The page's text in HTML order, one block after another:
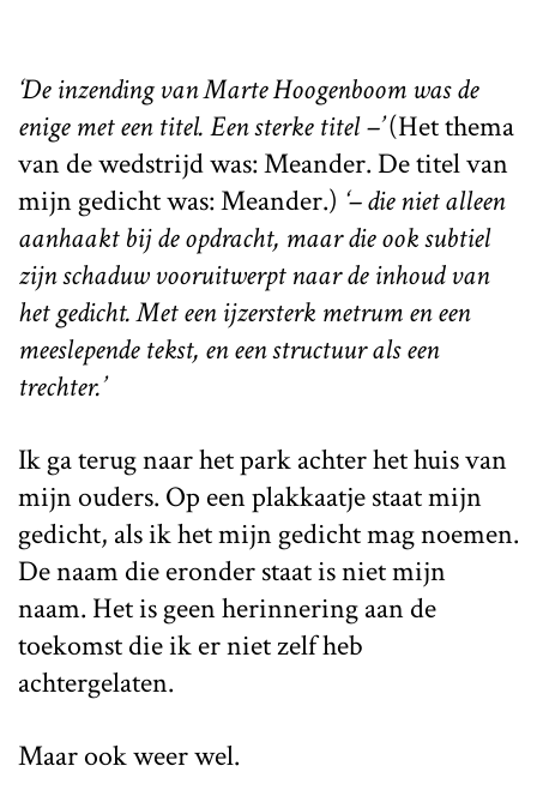
‘De inzending van Marte Hoogenboom was de
enige met een titel. Een sterke titel –’(Het thema
van de wedstrijd was: Meander. De titel van
mijn gedicht was: Meander.) ‘– die niet alleen
aanhaakt bij de opdracht, maar die ook subtiel
zijn schaduw vooruitwerpt naar de inhoud van
het gedicht. Met een ijzersterk metrum en een
meeslepende tekst, en een structuur als een
trechter.’
Ik ga terug naar het park achter het huis van
mijn ouders. Op een plakkaatje staat mijn
gedicht, als ik het mijn gedicht mag noemen.
De naam die eronder staat is niet mijn
naam. Het is geen herinnering aan de
toekomst die ik er niet zelf heb
achtergelaten.
Maar ook weer wel.